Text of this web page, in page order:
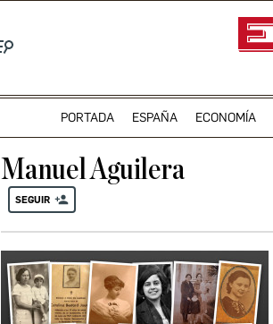
PORTADA ESPAÑA ECONOMÍA
Manuel Aguilera
SEGUIR